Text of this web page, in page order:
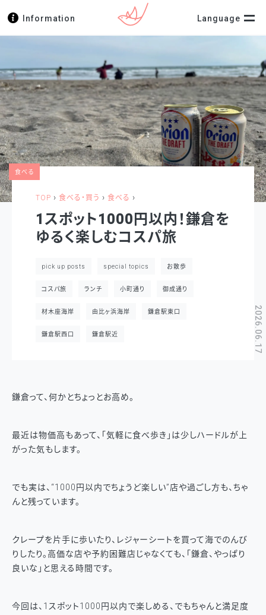
Language
Information
TOP › 食べる・買う › 食べる ›
食べる
1スポット1000円以内！鎌倉を
ゆるく楽しむコスパ旅
2026.06.17
pick up posts special topics お散歩
コスパ旅 ランチ 小町通り 御成通り
材木座海岸 由比ヶ浜海岸 鎌倉駅東口
鎌倉駅西口 鎌倉駅近
鎌倉って、何かとちょっとお高め。
最近は物価高もあって、「気軽に食べ歩き」は少しハードルが上
がった気もします。
でも実は、“1000円以内でちょうど楽しい”店や過ごし方も、ちゃ
んと残っています。
クレープを片手に歩いたり、レジャーシートを買って海でのんび
りしたり。高価な店や予約困難店じゃなくても、「鎌倉、やっぱり
良いな」と思える時間です。
今回は、1スポット1000円以内で楽しめる、でもちゃんと満足度